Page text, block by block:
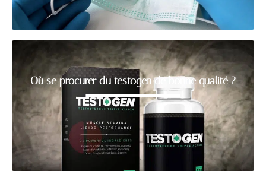
Où se procurer du testogen de bonne qualité ?